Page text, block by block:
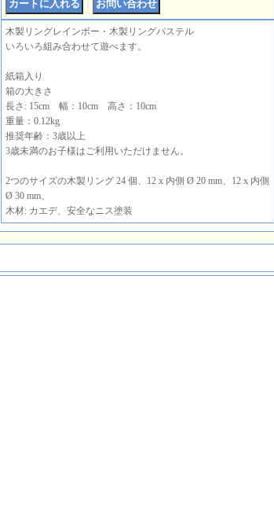
木製リングレインボー・木製リングパステル
いろいろ組み合わせて遊べます。
紙箱入り
箱の大きさ
長さ: 15cm 幅：10cm 高さ：10cm
重量：0.12kg
推奨年齢：3歳以上
3歳未満のお子様はご利用いただけません。
2つのサイズの木製リング 24 個、12 x 内側 Ø 20 mm、12 x 内側
Ø 30 mm、
木材: カエデ、安全なニス塗装